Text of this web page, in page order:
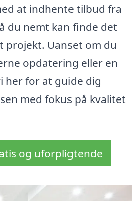
at indhente tilbud fra
du nemt kan finde det
Uanset om du
opdatering eller en
her for at guide dig
med fokus på kvalitet
og uforpligtende